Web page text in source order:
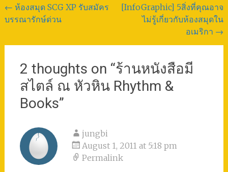
Post
navigation
← ห้องสมุด SCG XP รับสมัคร
บรรณารักษ์ด่วน
[InfoGraphic] 5สิ่งที่คุณอาจ
ไม่รู้เกี่ยวกับห้องสมุดใน
อเมริกา →
2 thoughts on “ร้านหนังสือมี
สไตล์ ณ หัวหิน Rhythm &
Books”
jungbi
August 1, 2011 at 5:18 pm
Permalink